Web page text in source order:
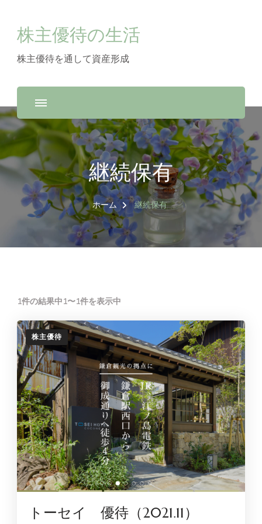
株主優待の生活
株主優待を通して資産形成
継続保有
ホーム 継続保有
1件の結果中1〜1件を表示中
株主優待
トーセイ 優待（2021.11）